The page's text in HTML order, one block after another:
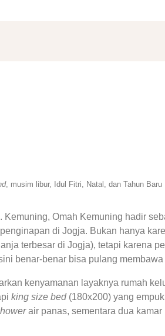
, musim libur, Idul Fitri, Natal, dan Tahun Baru
Omah Kemuning hadir
di Jogja. Bukan hanya
terbesar di Jogja), tetapi karena
benar-benar bisa pulang
kenyamanan layaknya rumah
king size bed(180x200) yang
air panas, sementara dua kamar